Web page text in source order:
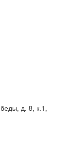
д. 8, к.1,